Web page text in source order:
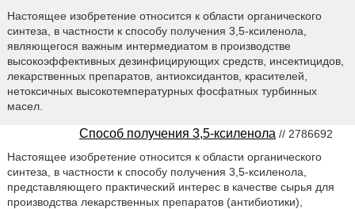
Настоящее изобретение относится к области органического
синтеза, в частности к способу получения 3,5-ксиленола,
являющегося важным интермедиатом в производстве
высокоэффективных дезинфицирующих средств, инсектицидов,
лекарственных препаратов, антиоксидантов, красителей,
нетоксичных высокотемпературных фосфатных турбинных
масел.
Способ получения 3,5-ксиленола // 2786692
Настоящее изобретение относится к области органического
синтеза, в частности к способу получения 3,5-ксиленола,
представляющего практический интерес в качестве сырья для
производства лекарственных препаратов (антибиотики),